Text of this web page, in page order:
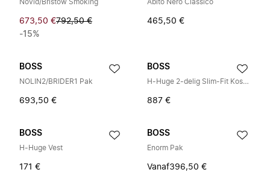
Novid/Bristow Smoking
673,50 €792,50 €
-15%
Abito Nero Classico
465,50 €
BOSS
NOLIN2/BRIDER1 Pak
693,50 €
BOSS
H-Huge 2-delig Slim-Fit Kostuum
887 €
BOSS
H-Huge Vest
171 €
BOSS
Enorm Pak
Vanaf396,50 €